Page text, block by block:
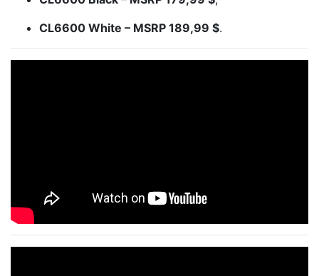
CL6600 White – MSRP 189,99 $.